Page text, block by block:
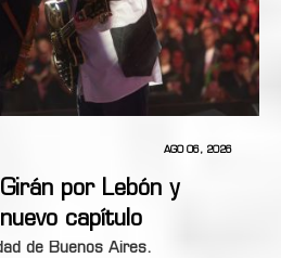
AGO 06, 2026
por Lebón y
capítulo
de Buenos Aires.